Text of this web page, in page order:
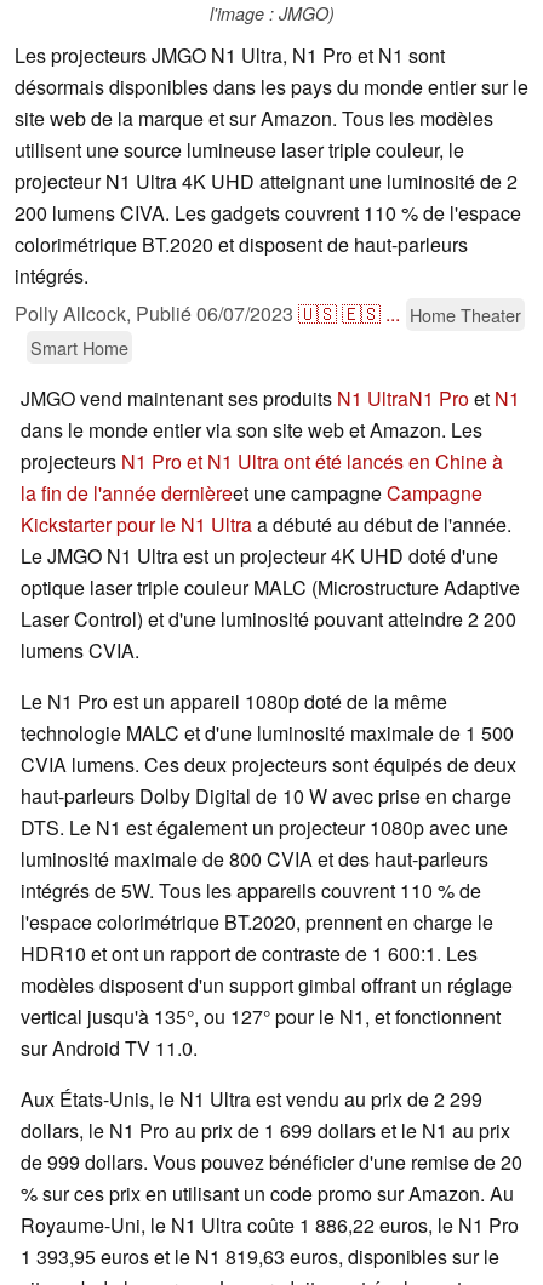
l'image : JMGO)
Les projecteurs JMGO N1 Ultra, N1 Pro et N1 sont
désormais disponibles dans les pays du monde entier sur le
site web de la marque et sur Amazon. Tous les modèles
utilisent une source lumineuse laser triple couleur, le
projecteur N1 Ultra 4K UHD atteignant une luminosité de 2
200 lumens CIVA. Les gadgets couvrent 110 % de l'espace
colorimétrique BT.2020 et disposent de haut-parleurs
intégrés.
Polly Allcock, Publié06/07/2023 🇺🇸🇪🇸 ... Home Theater
Smart Home
JMGO vend maintenant ses produits N1 UltraN1 Proet N1
dans le monde entier via son site web et Amazon. Les
projecteurs N1 Pro et N1 Ultra ont été lancés en Chine à
la fin de l'année dernièreet une campagneCampagne
Kickstarter pour le N1 Ultraa débuté au début de l'année.
Le JMGO N1 Ultra est un projecteur 4K UHD doté d'une
optique laser triple couleur MALC (Microstructure Adaptive
Laser Control) et d'une luminosité pouvant atteindre 2 200
lumens CVIA.
Le N1 Pro est un appareil 1080p doté de la même
technologie MALC et d'une luminosité maximale de 1 500
CVIA lumens. Ces deux projecteurs sont équipés de deux
haut-parleurs Dolby Digital de 10 W avec prise en charge
DTS. Le N1 est également un projecteur 1080p avec une
luminosité maximale de 800 CVIA et des haut-parleurs
intégrés de 5W. Tous les appareils couvrent 110 % de
l'espace colorimétrique BT.2020, prennent en charge le
HDR10 et ont un rapport de contraste de 1 600:1. Les
modèles disposent d'un support gimbal offrant un réglage
vertical jusqu'à 135°, ou 127° pour le N1, et fonctionnent
sur Android TV 11.0.
Aux États-Unis, le N1 Ultra est vendu au prix de 2 299
dollars, le N1 Pro au prix de 1 699 dollars et le N1 au prix
de 999 dollars. Vous pouvez bénéficier d'une remise de 20
% sur ces prix en utilisant un code promo sur Amazon. Au
Royaume-Uni, le N1 Ultra coûte 1 886,22 euros, le N1 Pro
1 393,95 euros et le N1 819,63 euros, disponibles sur le